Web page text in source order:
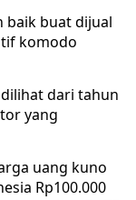
baik buat dijual
komodo
dari tahun
yang
uang kuno
Rp100.000